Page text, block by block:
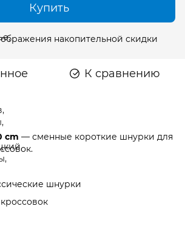
Купить
накопительной скидки
К сравнению
cm — сменные короткие шнурки для
шнурки